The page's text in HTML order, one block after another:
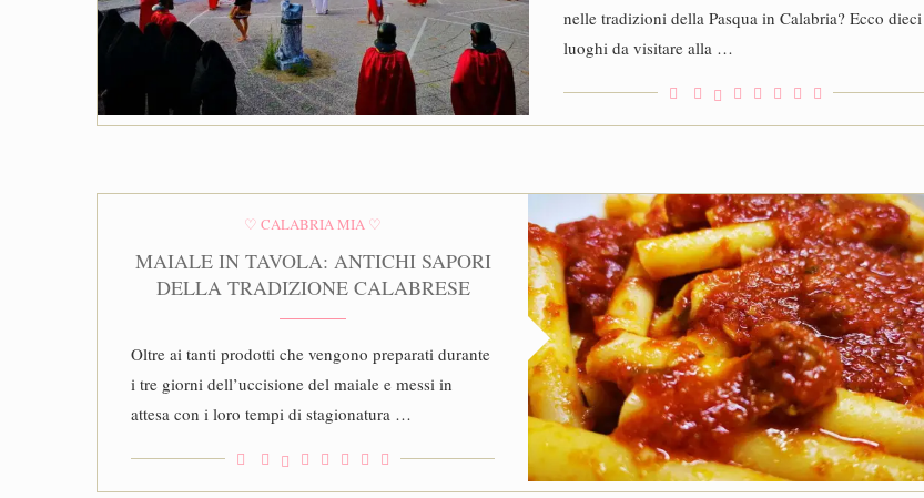
nelle tradizioni della Pasqua in Calabria? Ecco dieci
luoghi da visitare alla …
♡ CALABRIA MIA ♡
MAIALE IN TAVOLA: ANTICHI SAPORI
DELLA TRADIZIONE CALABRESE
Oltre ai tanti prodotti che vengono preparati durante
i tre giorni dell’uccisione del maiale e messi in
attesa con i loro tempi di stagionatura …